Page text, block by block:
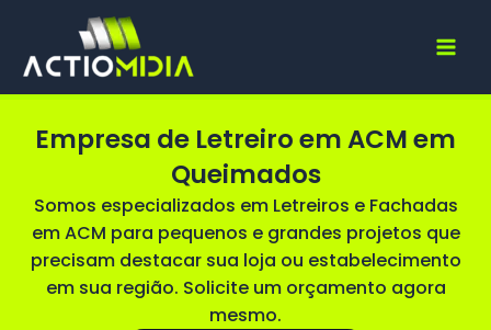
Empresa de Letreiro em ACM em
Queimados
Somos especializados em Letreiros e Fachadas
em ACM para pequenos e grandes projetos que
precisam destacar sua loja ou estabelecimento
em sua região. Solicite um orçamento agora
mesmo.